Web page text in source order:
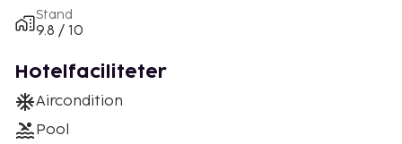
Stand
9.8 / 10
Hotelfaciliteter
Aircondition
Pool